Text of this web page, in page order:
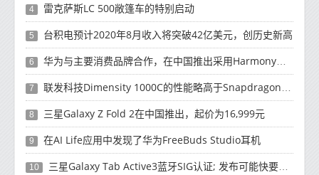
4 雷克萨斯LC 500敞篷车的特别启动
5 台积电预计2020年8月收入将突破42亿美元，创历史新高
6 华为与主要消费品牌合作，在中国推出采用HarmonyOS 2.0的智能家居产品
7 联发科技Dimensity 1000C的性能略高于Snapdragon 765G
8 三星Galaxy Z Fold 2在中国推出，起价为16,999元
9 在AI Life应用中发现了华为FreeBuds Studio耳机
10 三星Galaxy Tab Active3蓝牙SIG认证; 发布可能快要结束了